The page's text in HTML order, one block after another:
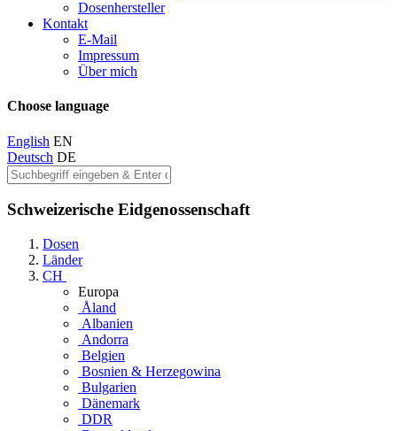
Dosenhersteller
Kontakt
E-Mail
Impressum
Über mich
Choose language
English EN
Deutsch DE
Schweizerische Eidgenossenschaft
Dosen
Länder
CH
Europa
Åland
Albanien
Andorra
Belgien
Bosnien & Herzegowina
Bulgarien
Dänemark
DDR